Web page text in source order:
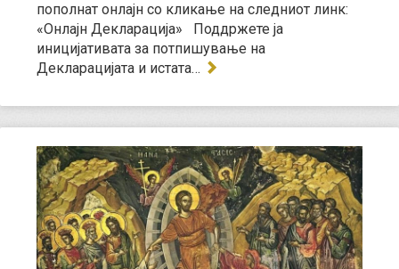
пополнат онлајн со кликање на следниот линк:
«Онлајн Декларација» Поддржете ја
иницијативата за потпишување на
Декларацијата и истата…